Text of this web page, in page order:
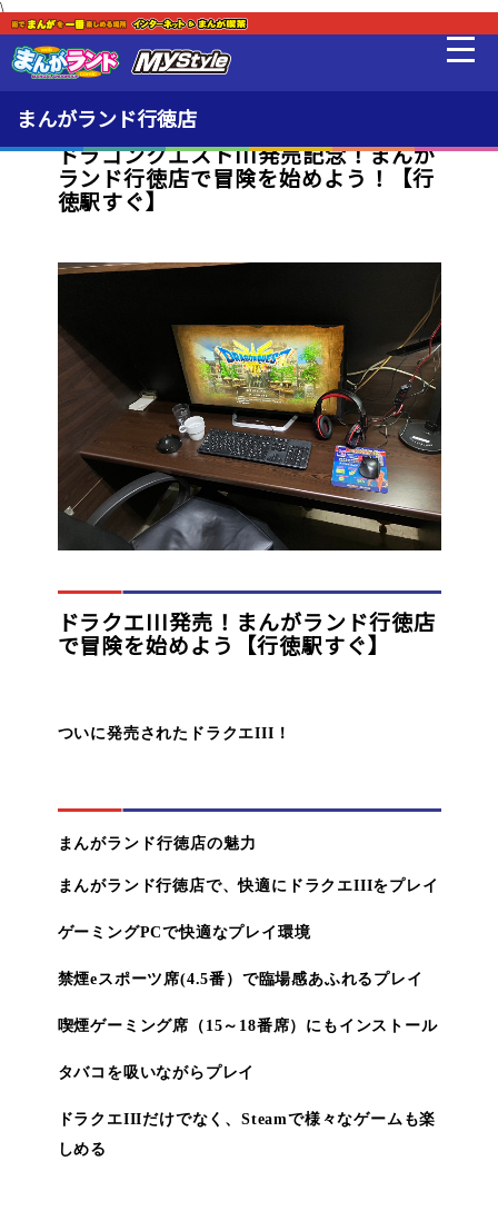
\
最新情報
料金・利用方法
設備
MLeF
販売品
オンラインゲーム
映画/アニメ/電子書籍
まんがランド行徳店
新着・オススメ情報
ドラゴンクエストIII発売記念！まんが
ランド行徳店で冒険を始めよう！【行
徳駅すぐ】
ドラクエIII発売！まんがランド行徳店
で冒険を始めよう【行徳駅すぐ】
ついに発売されたドラクエIII！
まんがランド行徳店の魅力
まんがランド行徳店で、快適にドラクエIIIをプレイ
ゲーミングPCで快適なプレイ環境
禁煙eスポーツ席(4.5番）で臨場感あふれるプレイ
喫煙ゲーミング席（15～18番席）にもインストール
タバコを吸いながらプレイ
ドラクエIIIだけでなく、Steamで様々なゲームも楽
しめる